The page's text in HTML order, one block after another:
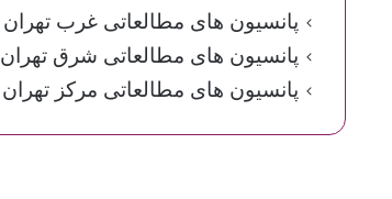
پانسیون های مطالعاتی غرب تهران
پانسیون های مطالعاتی شرق تهران
پانسیون های مطالعاتی مرکز تهران